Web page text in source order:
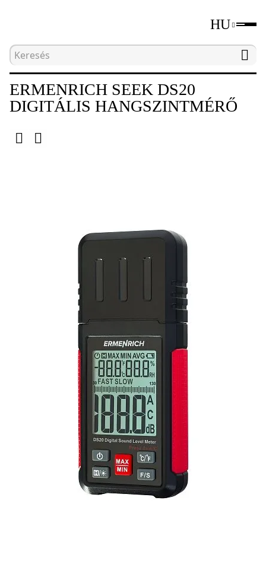
HU
Kezdőlap Környezeti paraméterek
ERMENRICH SEEK DS20
DIGITÁLIS HANGSZINTMÉRŐ